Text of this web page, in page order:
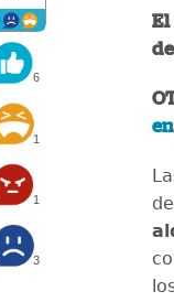
6
1
1
3
El